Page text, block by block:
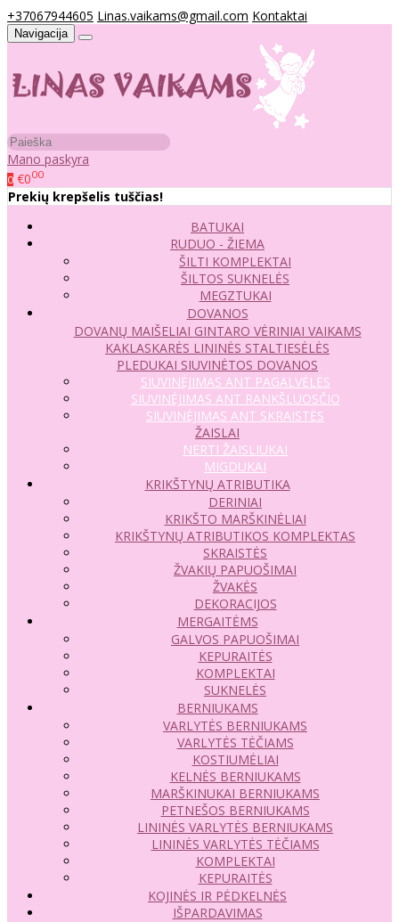
+37067944605 Linas.vaikams@gmail.com Kontaktai
Navigacija
Mano paskyra
0 €000
Prekių krepšelis tuščias!
BATUKAI
RUDUO - ŽIEMA
ŠILTI KOMPLEKTAI
ŠILTOS SUKNELĖS
MEGZTUKAI
DOVANOS
DOVANŲ MAIŠELIAI GINTARO VĖRINIAI VAIKAMS
KAKLASKARĖS LININĖS STALTIESĖLĖS
PLEDUKAI SIUVINĖTOS DOVANOS
SIUVINĖJIMAS ANT PAGALVĖLĖS
SIUVINĖJIMAS ANT RANKŠLUOSČIO
SIUVINĖJIMAS ANT SKRAISTĖS
ŽAISLAI
NERTI ŽAISLIUKAI
MIGDUKAI
KRIKŠTYNŲ ATRIBUTIKA
DERINIAI
KRIKŠTO MARŠKINĖLIAI
KRIKŠTYNŲ ATRIBUTIKOS KOMPLEKTAS
SKRAISTĖS
ŽVAKIŲ PAPUOŠIMAI
ŽVAKĖS
DEKORACIJOS
MERGAITĖMS
GALVOS PAPUOŠIMAI
KEPURAITĖS
KOMPLEKTAI
SUKNELĖS
BERNIUKAMS
VARLYTĖS BERNIUKAMS
VARLYTĖS TĖČIAMS
KOSTIUMĖLIAI
KELNĖS BERNIUKAMS
MARŠKINUKAI BERNIUKAMS
PETNEŠOS BERNIUKAMS
LININĖS VARLYTĖS BERNIUKAMS
LININĖS VARLYTĖS TĖČIAMS
KOMPLEKTAI
KEPURAITĖS
KOJINĖS IR PĖDKELNĖS
IŠPARDAVIMAS